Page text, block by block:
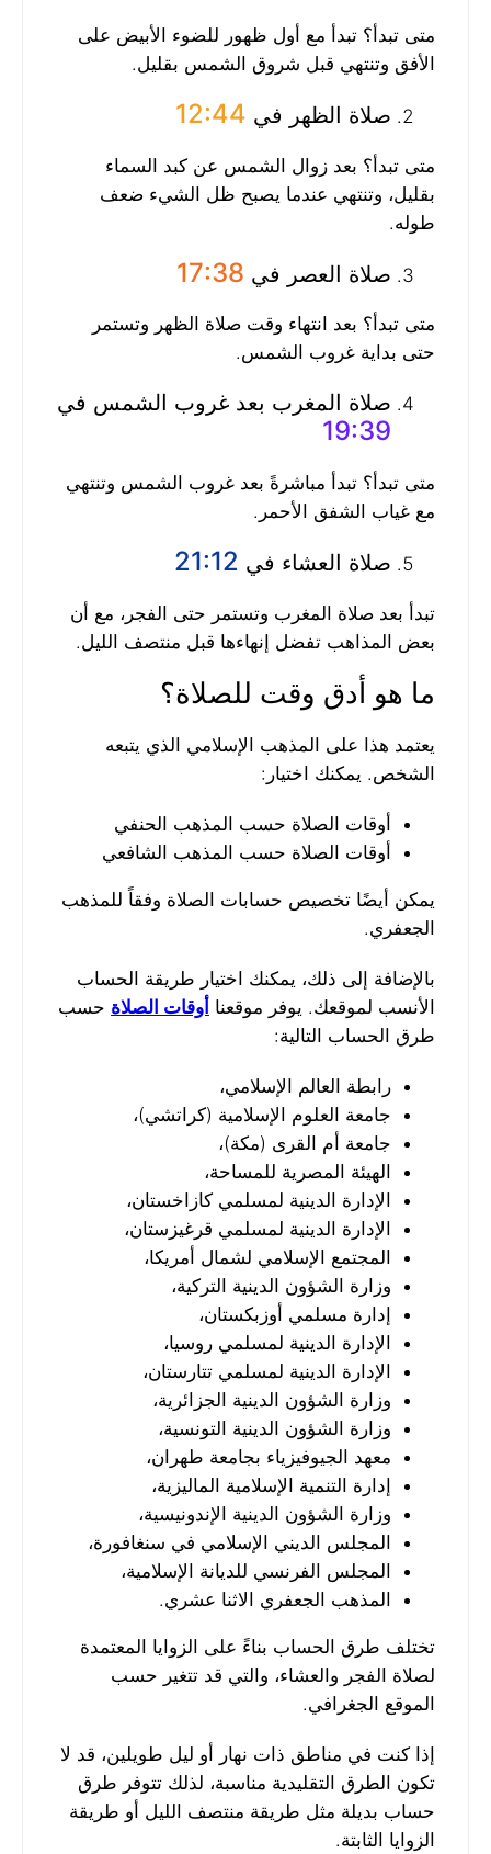
متى تبدأ؟ تبدأ مع أول ظهور للضوء الأبيض على
الأفق وتنتهي قبل شروق الشمس بقليل.
صلاة الظهر في 12:44
متى تبدأ؟ بعد زوال الشمس عن كبد السماء
بقليل، وتنتهي عندما يصبح ظل الشيء ضعف
طوله.
صلاة العصر في 17:38
متى تبدأ؟ بعد انتهاء وقت صلاة الظهر وتستمر
حتى بداية غروب الشمس.
صلاة المغرب بعد غروب الشمس في
19:39
متى تبدأ؟ تبدأ مباشرةً بعد غروب الشمس وتنتهي
مع غياب الشفق الأحمر.
صلاة العشاء في 21:12
تبدأ بعد صلاة المغرب وتستمر حتى الفجر، مع أن
بعض المذاهب تفضل إنهاءها قبل منتصف الليل.
ما هو أدق وقت للصلاة؟
يعتمد هذا على المذهب الإسلامي الذي يتبعه
الشخص. يمكنك اختيار:
أوقات الصلاة حسب المذهب الحنفي
أوقات الصلاة حسب المذهب الشافعي
يمكن أيضًا تخصيص حسابات الصلاة وفقاً للمذهب
الجعفري.
بالإضافة إلى ذلك، يمكنك اختيار طريقة الحساب
الأنسب لموقعك. يوفر موقعنا أوقات الصلاة حسب
طرق الحساب التالية:
رابطة العالم الإسلامي،
جامعة العلوم الإسلامية (كراتشي)،
جامعة أم القرى (مكة)،
الهيئة المصرية للمساحة،
الإدارة الدينية لمسلمي كازاخستان،
الإدارة الدينية لمسلمي قرغيزستان،
المجتمع الإسلامي لشمال أمريكا،
وزارة الشؤون الدينية التركية،
إدارة مسلمي أوزبكستان،
الإدارة الدينية لمسلمي روسيا،
الإدارة الدينية لمسلمي تتارستان،
وزارة الشؤون الدينية الجزائرية،
وزارة الشؤون الدينية التونسية،
معهد الجيوفيزياء بجامعة طهران،
إدارة التنمية الإسلامية الماليزية،
وزارة الشؤون الدينية الإندونيسية،
المجلس الديني الإسلامي في سنغافورة،
المجلس الفرنسي للديانة الإسلامية،
المذهب الجعفري الاثنا عشري.
تختلف طرق الحساب بناءً على الزوايا المعتمدة
لصلاة الفجر والعشاء، والتي قد تتغير حسب
الموقع الجغرافي.
إذا كنت في مناطق ذات نهار أو ليل طويلين، قد لا
تكون الطرق التقليدية مناسبة، لذلك تتوفر طرق
حساب بديلة مثل طريقة منتصف الليل أو طريقة
الزوايا الثابتة.